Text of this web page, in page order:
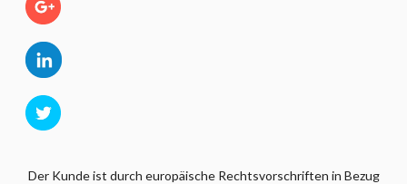
Der Kunde ist durch europäische Rechtsvorschriften in Bezug